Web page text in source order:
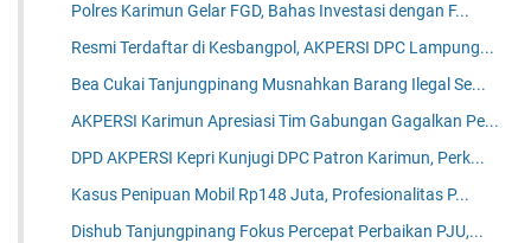
Polres Karimun Gelar FGD, Bahas Investasi dengan F...
Resmi Terdaftar di Kesbangpol, AKPERSI DPC Lampung...
Bea Cukai Tanjungpinang Musnahkan Barang Ilegal Se...
AKPERSI Karimun Apresiasi Tim Gabungan Gagalkan Pe...
DPD AKPERSI Kepri Kunjugi DPC Patron Karimun, Perk...
Kasus Penipuan Mobil Rp148 Juta, Profesionalitas P...
Dishub Tanjungpinang Fokus Percepat Perbaikan PJU,...